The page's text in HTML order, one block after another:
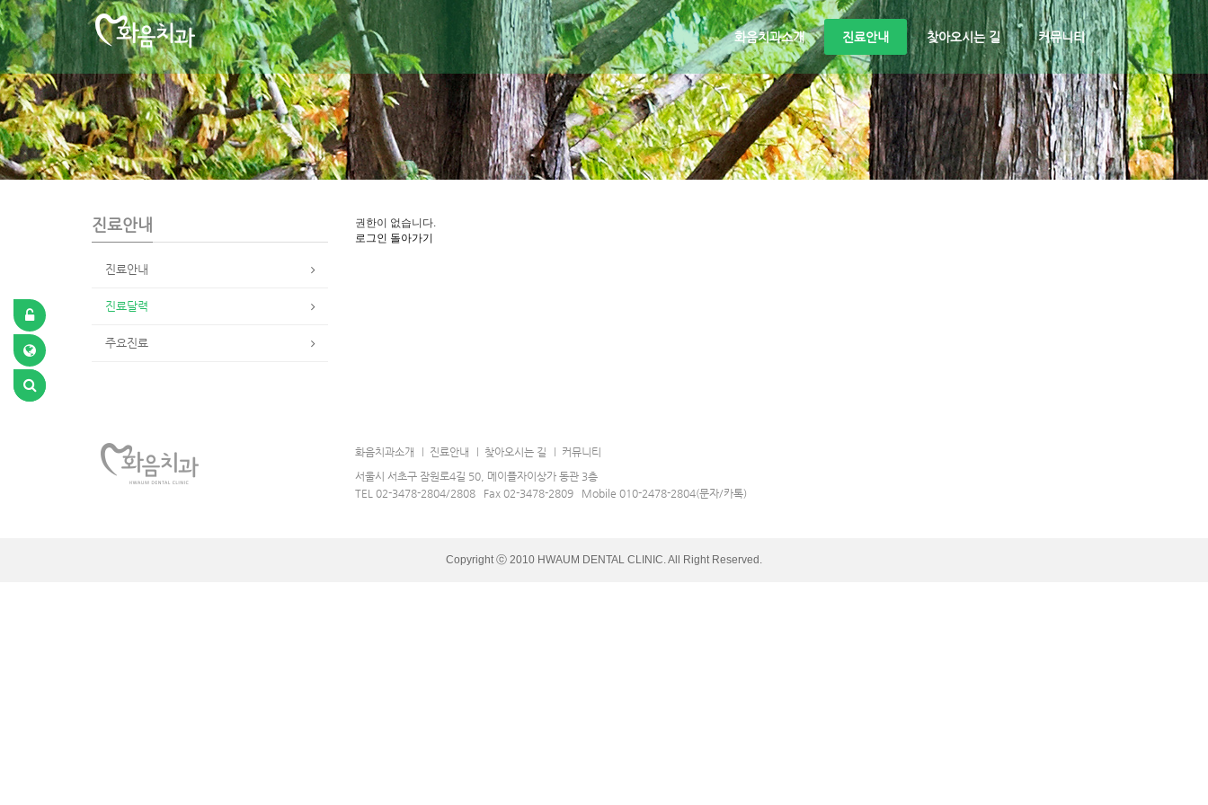
화음치과소개 진료안내 찾아오시는 길 커뮤니티
S
u
b
r
o
m
o
t
i
진료안내
진료안내
진료달력
주요진료
권한이 없습니다.
로그인 돌아가기
화음치과소개 진료안내 찾아오시는 길
커뮤니티
서울시 서초구 잠원로4길 50, 메이플자이상가 동관 3층
TEL 02-3478-2804/2808 Fax 02-3478-2809 Mobile 010-2478-2804(문자/카톡)
Copyright ⓒ 2010 HWAUM DENTAL CLINIC. All Right Reserved.